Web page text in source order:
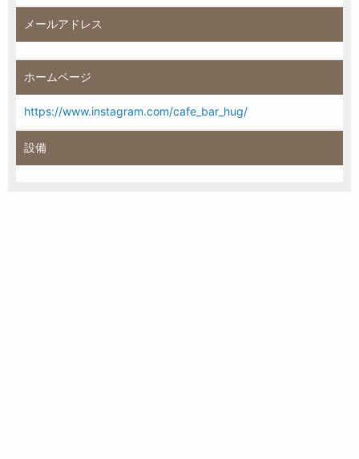
メールアドレス
ホームページ
https://www.instagram.com/cafe_bar_hug/
設備